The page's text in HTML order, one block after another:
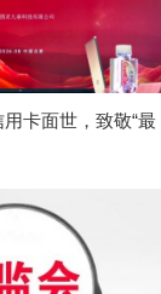
用卡面世，致敬“最